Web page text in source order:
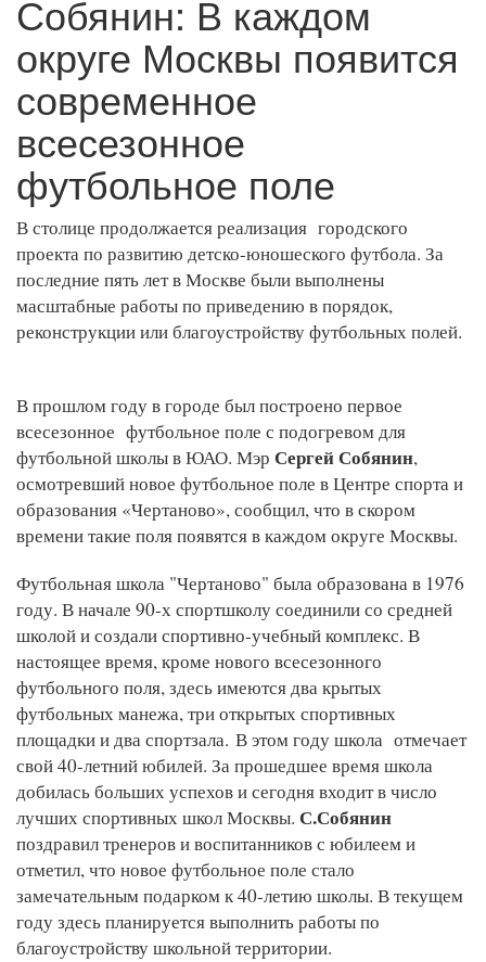
Собянин: В каждом
округе Москвы появится
современное
всесезонное
футбольное поле
В столице продолжается реализация городского
проекта по развитию детско-юношеского футбола. За
последние пять лет в Москве были выполнены
масштабные работы по приведению в порядок,
реконструкции или благоустройству футбольных полей.
В прошлом году в городе был построено первое
всесезонное футбольное поле с подогревом для
футбольной школы в ЮАО. Мэр Сергей Собянин,
осмотревший новое футбольное поле в Центре спорта и
образования «Чертаново», сообщил, что в скором
времени такие поля появятся в каждом округе Москвы.
Футбольная школа "Чертаново" была образована в 1976
году. В начале 90-х спортшколу соединили со средней
школой и создали спортивно-учебный комплекс. В
настоящее время, кроме нового всесезонного
футбольного поля, здесь имеются два крытых
футбольных манежа, три открытых спортивных
площадки и два спортзала. В этом году школа отмечает
свой 40-летний юбилей. За прошедшее время школа
добилась больших успехов и сегодня входит в число
лучших спортивных школ Москвы. С.Собянин
поздравил тренеров и воспитанников с юбилеем и
отметил, что новое футбольное поле стало
замечательным подарком к 40-летию школы. В текущем
году здесь планируется выполнить работы по
благоустройству школьной территории.